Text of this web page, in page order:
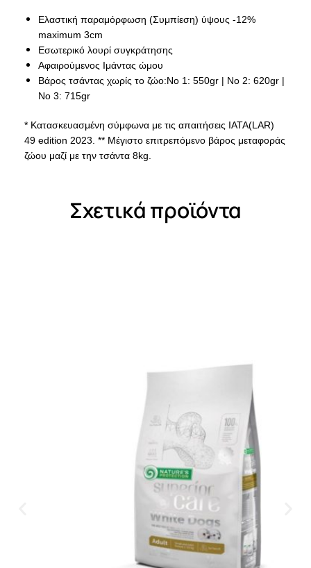
Ελαστική παραμόρφωση (Συμπίεση) ύψους -12%
maximum 3cm
Εσωτερικό λουρί συγκράτησης
Αφαιρούμενος Ιμάντας ώμου
Βάρος τσάντας χωρίς το ζώο:Νο 1: 550gr | Νο 2: 620gr |
Νο 3: 715gr
* Κατασκευασμένη σύμφωνα με τις απαιτήσεις ΙΑΤΑ(LAR)
49 edition 2023. ** Μέγιστο επιτρεπόμενο βάρος μεταφοράς
ζώου μαζί με την τσάντα 8kg.
Σχετικά προϊόντα